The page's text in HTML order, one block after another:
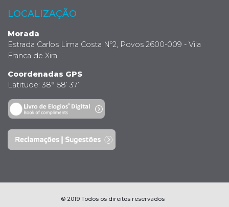
LOCALIZAÇÃO
Morada
Estrada Carlos Lima Costa Nº2, Povos 2600-009 - Vila
Franca de Xira
Coordenadas GPS
Latitude: 38° 58’ 37’’
© 2019 Todos os direitos reservados